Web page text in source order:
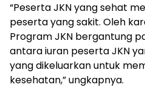
“Peserta JKN yang sehat
peserta yang sakit. Oleh
Program JKN bergantung
antara iuran peserta JKN
yang dikeluarkan untuk
kesehatan,” ungkapnya.